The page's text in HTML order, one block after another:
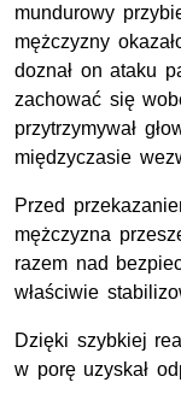
mundurowy
mężczyzny
doznał on ataku
zachować się
przytrzymywał
międzyczasie
Przed
mężczyzna
razem nad
właściwie
Dzięki szybkiej
w porę uzyskał